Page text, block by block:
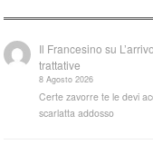
Il Francesino su
trattative
8 Agosto 2026
Certe zavorre te le devi
scarlatta addosso